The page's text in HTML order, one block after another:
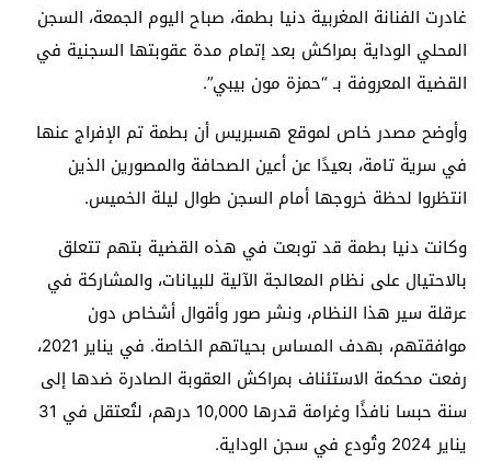
غادرت الفنانة المغربية دنيا بطمة، صباح اليوم الجمعة، السجن
المحلي الوداية بمراكش بعد إتمام مدة عقوبتها السجنية في
القضية المعروفة بـ “حمزة مون بيبي”.
وأوضح مصدر خاص لموقع هسبريس أن بطمة تم الإفراج عنها
في سرية تامة، بعيدًا عن أعين الصحافة والمصورين الذين
انتظروا لحظة خروجها أمام السجن طوال ليلة الخميس.
وكانت دنيا بطمة قد توبعت في هذه القضية بتهم تتعلق
بالاحتيال على نظام المعالجة الآلية للبيانات، والمشاركة في
عرقلة سير هذا النظام، ونشر صور وأقوال أشخاص دون
موافقتهم، بهدف المساس بحياتهم الخاصة. في يناير 2021،
رفعت محكمة الاستئناف بمراكش العقوبة الصادرة ضدها إلى
سنة حبسا نافذًا وغرامة قدرها 10,000 درهم، لتُعتقل في 31
يناير 2024 وتُودع في سجن الوداية.